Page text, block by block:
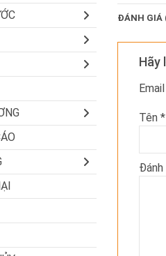
ĐÁNH GIÁ
Hãy
Tên *
Đánh